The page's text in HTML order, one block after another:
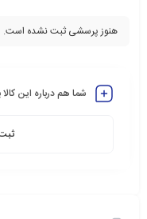
هنوز پرسشی ثبت نشده است.
شما هم درباره این